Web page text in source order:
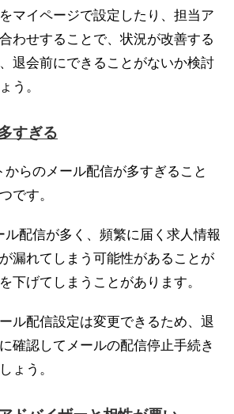
マイページで設定したり、担当ア
わせすることで、状況が改善する
退会前にできることがないか検討
う。
すぎる
らのメール配信が多すぎること
です。
配信が多く、頻繁に届く求人情報
漏れてしまう可能性があることが
下げてしまうことがあります。
ル配信設定は変更できるため、退
確認してメールの配信停止手続き
ょう。